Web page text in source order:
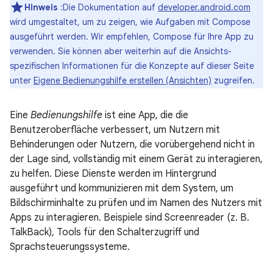
Hinweis :Die Dokumentation auf developer.android.com
wird umgestaltet, um zu zeigen, wie Aufgaben mit Compose
ausgeführt werden. Wir empfehlen, Compose für Ihre App zu
verwenden. Sie können aber weiterhin auf die Ansichts-
spezifischen Informationen für die Konzepte auf dieser Seite
unter Eigene Bedienungshilfe erstellen (Ansichten) zugreifen.
Eine Bedienungshilfe ist eine App, die die
Benutzeroberfläche verbessert, um Nutzern mit
Behinderungen oder Nutzern, die vorübergehend nicht in
der Lage sind, vollständig mit einem Gerät zu interagieren,
zu helfen. Diese Dienste werden im Hintergrund
ausgeführt und kommunizieren mit dem System, um
Bildschirminhalte zu prüfen und im Namen des Nutzers mit
Apps zu interagieren. Beispiele sind Screenreader (z. B.
TalkBack), Tools für den Schalterzugriff und
Sprachsteuerungssysteme.